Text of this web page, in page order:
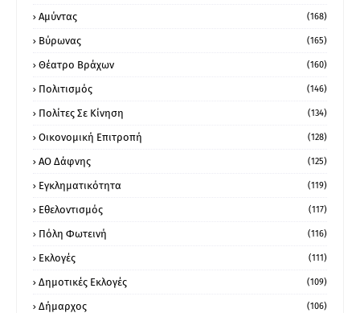
Αμύντας (168)
Βύρωνας (165)
Θέατρο Βράχων (160)
Πολιτισμός (146)
Πολίτες Σε Κίνηση (134)
Οικονομική Επιτροπή (128)
ΑΟ Δάφνης (125)
Εγκληματικότητα (119)
Εθελοντισμός (117)
Πόλη Φωτεινή (116)
Εκλογές (111)
Δημοτικές Εκλογές (109)
Δήμαρχος (106)